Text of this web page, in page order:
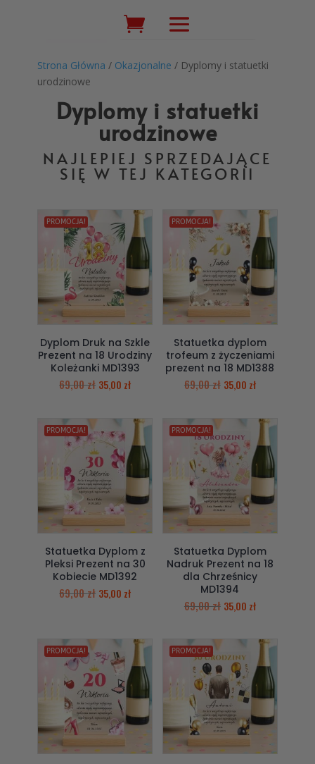
Wyszukiwarka
produktów
Strona Główna / Okazjonalne / Dyplomy i statuetki
urodzinowe
Dyplomy i statuetki
urodzinowe
NAJLEPIEJ SPRZEDAJĄCE
SIĘ W TEJ KATEGORII
PROMOCJA!
Dyplom Druk na Szkle
Prezent na 18 Urodziny
Koleżanki MD1393
69,00zł 35,00 zł
PROMOCJA!
Statuetka dyplom
trofeum z życzeniami
prezent na 18 MD1388
69,00zł 35,00 zł
PROMOCJA!
Statuetka Dyplom z
Pleksi Prezent na 30
Kobiecie MD1392
69,00zł 35,00 zł
PROMOCJA!
Statuetka Dyplom
Nadruk Prezent na 18
dla Chrześnicy
MD1394
69,00zł 35,00 zł
PROMOCJA! PROMOCJA!